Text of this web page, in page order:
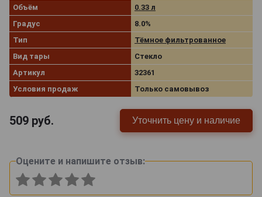
Объём
0.33 л
Градус
8.0%
Тип
Тёмное фильтрованное
Вид тары
Стекло
Артикул
32361
Условия продаж
Только самовывоз
509 руб. Уточнить цену и наличие
Оцените и напишите отзыв: